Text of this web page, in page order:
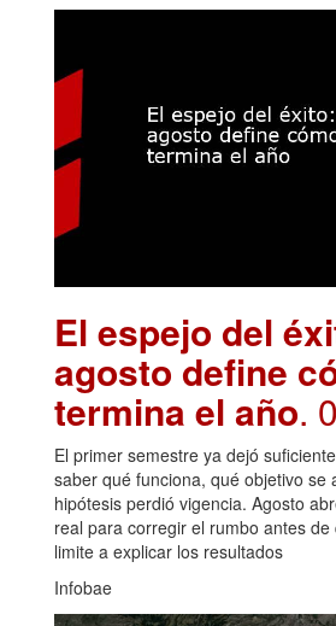
El espejo del
agosto define
termina el año.
El primer semestre ya dejó
saber qué funciona, qué objetivo se
hipótesis perdió vigencia. Agosto
real para corregir el rumbo antes
limite a explicar los resultados
Infobae